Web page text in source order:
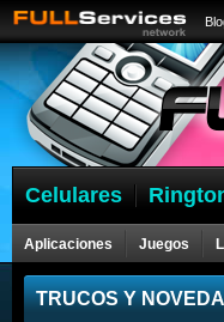
Celulares
Aplicaciones Juegos
Celulares
TRUCOS Y